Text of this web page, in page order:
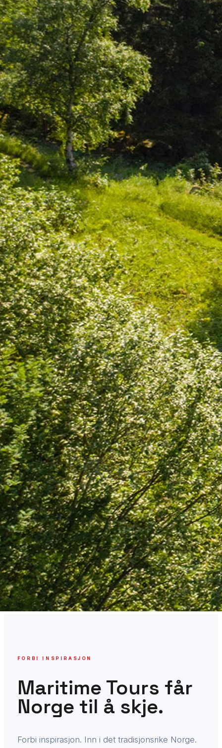
FORBI INSPIRASJON
Maritime Tours får
Norge til å skje.
Forbi inspirasjon. Inn i det tradisjonsrike Norge.